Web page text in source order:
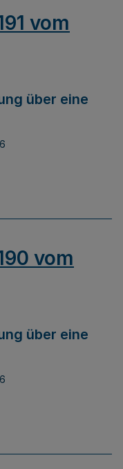
vom
über eine
vom
über eine